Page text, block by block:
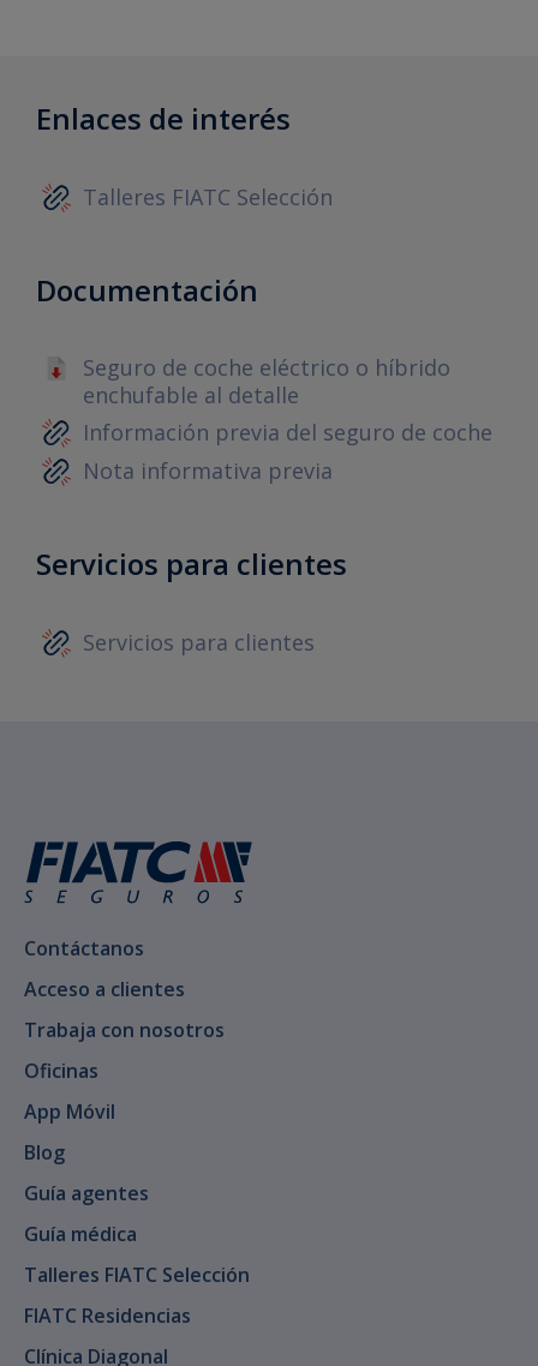
Enlaces de interés
Talleres FIATC Selección
Documentación
Seguro de coche eléctrico o híbrido
enchufable al detalle
Información previa del seguro de coche
Nota informativa previa
Servicios para clientes
Servicios para clientes
Contáctanos
Acceso a clientes
Trabaja con nosotros
Oficinas
App Móvil
Blog
Guía agentes
Guía médica
Talleres FIATC Selección
FIATC Residencias
Clínica Diagonal